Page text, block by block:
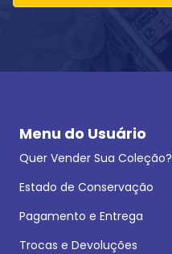
Menu do Usuário
Quer Vender Sua Coleção?
Estado de Conservação
Pagamento e Entrega
Trocas e Devoluções